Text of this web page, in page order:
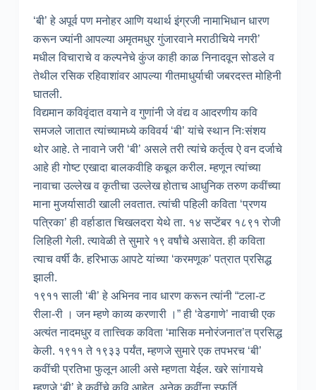
‘बी’ हे अपूर्व पण मनोहर आणि यथार्थ इंग्रजी नामाभिधान धारण
करून ज्यांनी आपल्या अमृतमधुर गुंजारवाने मराठीचिये नगरी’
मधील विचाराचे व कल्पनेचे कुंज काही काळ निनादवून सोडले व
तेथील रसिक रहिवाशांवर आपल्या गीतमाधुर्याची जबरदस्त मोहिनी
घातली.
विद्यमान कविवृंदात वयाने व गुणांनी जे वंद्य व आदरणीय कवि
समजले जातात त्यांच्यामध्ये कविवर्य ‘बी’ यांचे स्थान निःसंशय
थोर आहे. ते नावाने जरी ‘बी’ असले तरी त्यांचे कर्तृत्व ऐ वन दर्जाचे
आहे ही गोष्ट एखादा बालकवीहि कबूल करील. म्हणून त्यांच्या
नावाचा उल्लेख व कृतीचा उल्लेख होताच आधुनिक तरुण कवींच्या
माना मुजर्यासाठी खाली लवतात. त्यांची पहिली कविता ‘प्रणय
पत्रिका’ ही वर्हाडात चिखलदरा येथे ता. १४ सप्टेंबर १८९१ रोजी
लिहिली गेली. त्यावेळी ते सुमारे १९ वर्षांचे असावेत. ही कविता
त्याच वर्षी कै. हरिभाऊ आपटे यांच्या ‘करमणूक’ पत्रात प्रसिद्ध
झाली.
१९११ साली ‘बी’ हे अभिनव नाव धारण करून त्यांनी “टला-ट
रीला-री । जन म्हणे काव्य करणारी ।” ही ‘वेडगाणे’ नावाची एक
अत्यंत नादमधुर व तात्त्विक कविता ‘मासिक मनोरंजनात’त प्रसिद्ध
केली. १९११ ते १९३३ पर्यंत, म्हणजे सुमारे एक तपभरच ‘बी’
कवींची प्रतिभा फुलून आली असे म्हणता येईल. खरे सांगायचे
म्हणजे ‘बी’ हे कवींचे कवि आहेत. अनेक कवींना स्फूर्ति